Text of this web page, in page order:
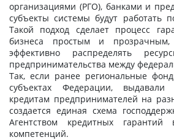
организациями (РГО), банками и
субъекты системы будут работать
Такой подход сделает процесс
бизнеса простым и
эффективно распределять
предпринимательства между
Так, если ранее региональные
субъектах Федерации, выдавали
кредитам предпринимателей на
создается единая схема
Агентством кредитных
компетенций.